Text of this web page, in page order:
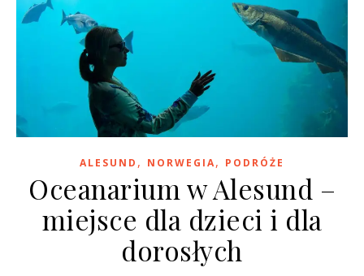
ALESUND , NORWEGIA, PODRÓŻE
Oceanarium w Alesund –
miejsce dla dzieci i dla
dorosłych